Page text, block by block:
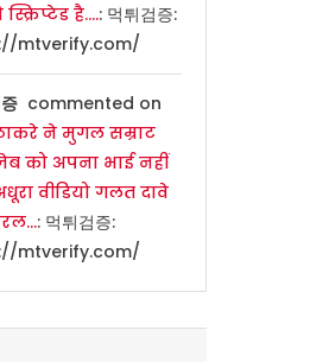
स्क्रिप्टेड है….: 먹튀검증:
mtverify.com/
commented on
ने मुगल सम्राट
को अपना भाई नहीं
वीडियो गलत दावे
: 먹튀검증:
mtverify.com/